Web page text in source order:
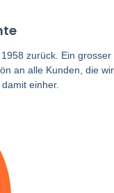
zurück. Ein grosser
an alle Kunden, die wir
einher.